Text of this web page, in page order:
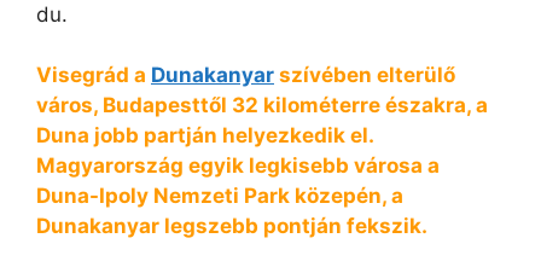
du.
Visegrád a Dunakanyar szívében elterülő
város, Budapesttől 32 kilométerre északra, a
Duna jobb partján helyezkedik el.
Magyarország egyik legkisebb városa a
Duna-Ipoly Nemzeti Park közepén, a
Dunakanyar legszebb pontján fekszik.